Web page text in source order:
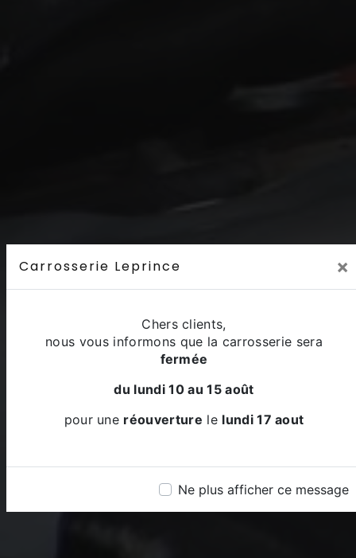
Carrosserie Leprince ×
Chers clients,
nous vous informons que la carrosserie sera
fermée
du lundi 10 au 15 août
pour une réouverture le lundi 17 aout
Ne plus afficher ce message